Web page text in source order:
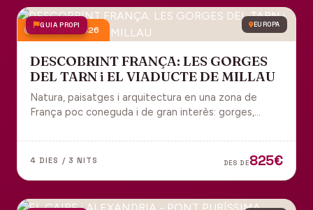
GUIA PROPI EUROPA
9 octubre 2026
DESCOBRINT FRANÇA: LES GORGES
DEL TARN i EL VIADUCTE DE MILLAU
Natura, paisatges i arquitectura en una zona de
França poc coneguda i de gran interès: gorges,
de Millau.
4 DIES / 3 NITS DES DE825€